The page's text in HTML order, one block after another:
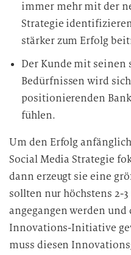
immer mehr mit der
Strategie
stärker zum Erfolg
Der Kunde mit seinen
Bedürfnissen wird
positionierenden
fühlen.
Um den Erfolg
Social Media Strategie
dann erzeugt sie eine
sollten nur höchstens 2-
angegangen werden
Innovations-Initiative
muss diesen